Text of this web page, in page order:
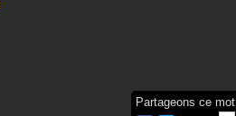
Partageons ce mot